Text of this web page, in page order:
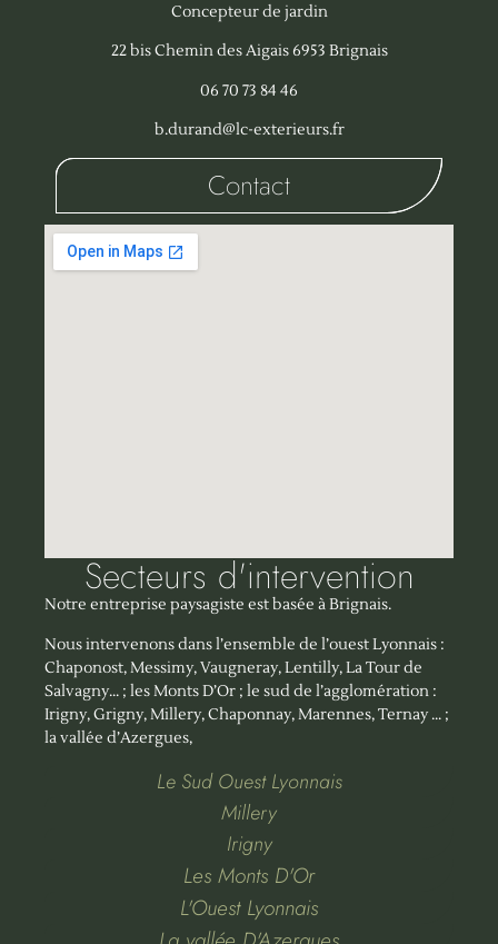
Concepteur de jardin
22 bis Chemin des Aigais 6953 Brignais
06 70 73 84 46
b.durand@lc-exterieurs.fr
Contact
Secteurs d'intervention
Notre entreprise paysagiste est basée à Brignais.
Nous intervenons dans l’ensemble de l’ouest Lyonnais :
Chaponost, Messimy, Vaugneray, Lentilly, La Tour de
Salvagny… ; les Monts D’Or ; le sud de l’agglomération :
Irigny, Grigny, Millery, Chaponnay, Marennes, Ternay … ;
la vallée d’Azergues,
Le Sud Ouest Lyonnais
Millery
Irigny
Les Monts D'Or
L'Ouest Lyonnais